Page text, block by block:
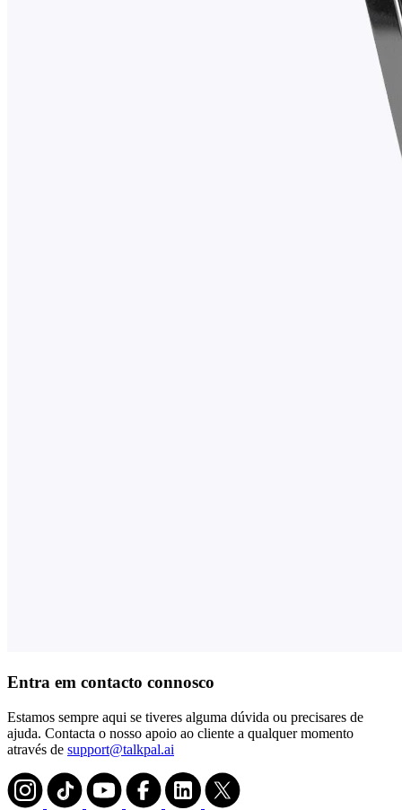
Entra em contacto connosco
Estamos sempre aqui se tiveres alguma dúvida ou precisares de
ajuda. Contacta o nosso apoio ao cliente a qualquer momento
através de support@talkpal.ai